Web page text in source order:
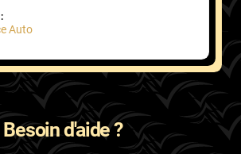
Auto
Besoin d'aide ?